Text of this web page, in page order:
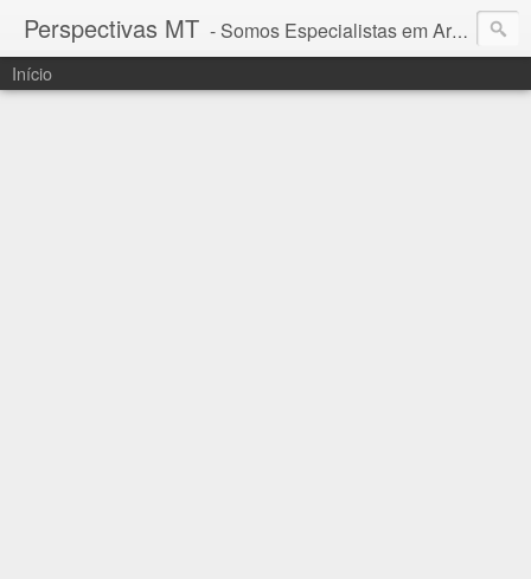
Perspectivas MT - Somos Especialistas em Araguaia - Mato Grosso
Início